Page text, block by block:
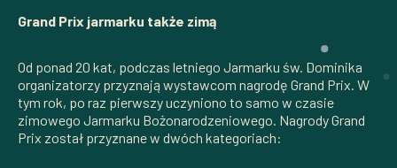
Grand Prix jarmarku także zimą
Od ponad 20 kat, podczas letniego Jarmarku św. Dominika
organizatorzy przyznają wystawcom nagrodę Grand Prix. W
tym rok, po raz pierwszy uczyniono to samo w czasie
zimowego Jarmarku Bożonarodzeniowego. Nagrody Grand
Prix został przyznane w dwóch kategoriach: